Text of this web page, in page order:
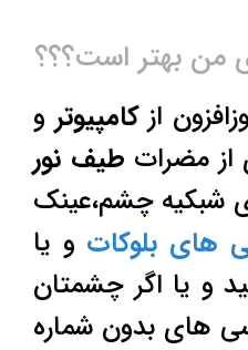
من بهتر است؟؟؟
ازکامپیوتر و
از مضرات طیف نور
شبکیه چشم،عینک
های بلوکات و یا
و یا اگر چشمتان
های بدون شماره